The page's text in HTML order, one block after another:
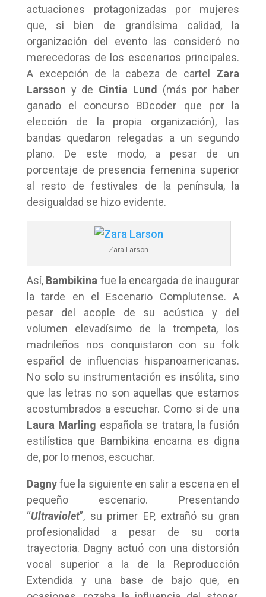
actuaciones protagonizadas por mujeres
que, si bien de grandísima calidad, la
organización del evento las consideró no
merecedoras de los escenarios principales.
A excepción de la cabeza de cartel Zara
Larsson y de Cintia Lund
(más por haber
ganado el concurso BDcoder que por la
elección de la propia organización), las
bandas quedaron relegadas a un segundo
plano. De este modo, a pesar de un
porcentaje de presencia femenina superior
al resto de festivales de la península, la
desigualdad se hizo evidente.
Zara Larson
Así, Bambikina fue la encargada de inaugurar
la tarde en el Escenario Complutense. A
pesar del acople de su acústica y del
volumen elevadísimo de la trompeta, los
madrileños nos conquistaron con su folk
español de influencias hispanoamericanas.
No solo su instrumentación es insólita, sino
que las letras no son aquellas que estamos
acostumbrados a escuchar. Como si de una
Laura Marling española se tratara, la fusión
estilística que Bambikina encarna es digna
de, por lo menos, escuchar.
Dagnyfue la siguiente en salir a escena en el
pequeño escenario. Presentando
“Ultraviolet”, su primer EP, extrañó su gran
profesionalidad a pesar de su corta
trayectoria. Dagny actuó con una distorsión
vocal superior a la de la Reproducción
Extendida y una base de bajo que, en